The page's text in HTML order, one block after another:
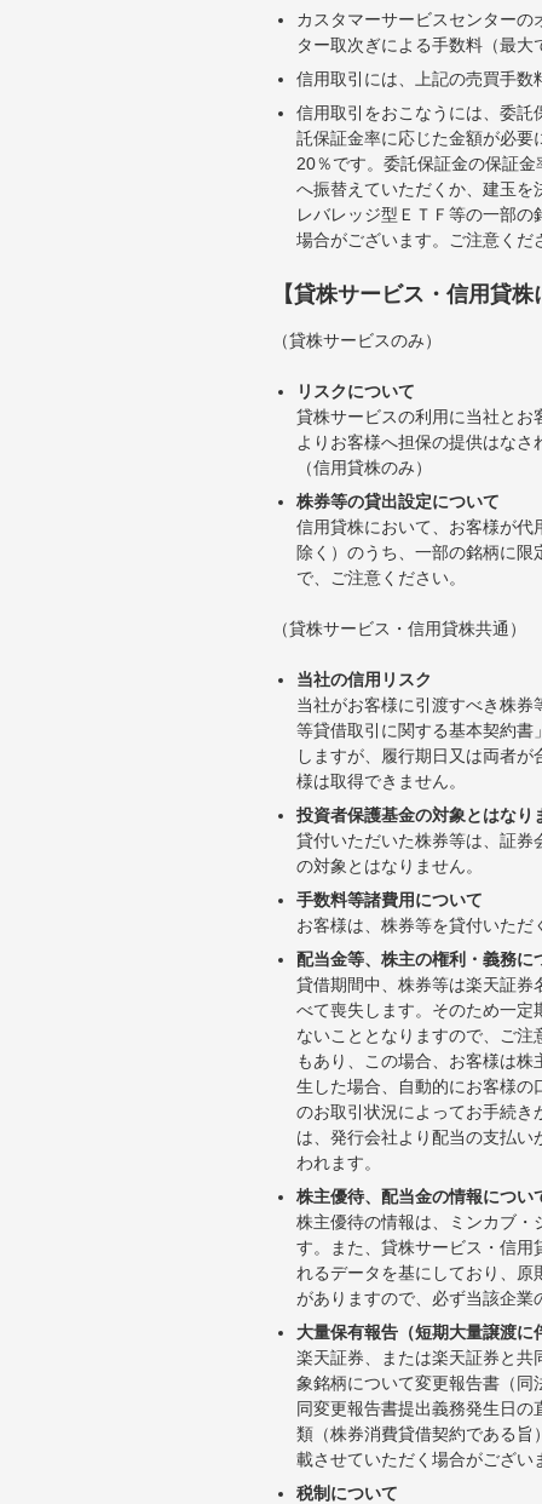
カスタマーサービスセンター
ター取次ぎによる手数料（最
信用取引には、上記の売買手
信用取引をおこなうには、委
託保証金率に応じた金額が必
20％です。委託保証金の保証
へ振替えていただくか、建玉
レバレッジ型ＥＴＦ等の一部
場合がございます。ご注意くだ
【貸株サービス・信用貸
（貸株サービスのみ）
リスクについて
貸株サービスの利用に当社と
よりお客様へ担保の提供はな
（信用貸株のみ）
株券等の貸出設定について
信用貸株において、お客様が
除く）のうち、一部の銘柄に
で、ご注意ください。
（貸株サービス・信用貸株共通）
当社の信用リスク
当社がお客様に引渡すべき株
等貸借取引に関する基本契約
しますが、履行期日又は両者
様は取得できません。
投資者保護基金の対象とはなり
貸付いただいた株券等は、証
の対象とはなりません。
手数料等諸費用について
お客様は、株券等を貸付いた
配当金等、株主の権利・義務に
貸借期間中、株券等は楽天証
べて喪失します。そのため一
ないこととなりますので、ご
もあり、この場合、お客様は
生した場合、自動的にお客様
のお取引状況によってお手続
は、発行会社より配当の支払
われます。
株主優待、配当金の情報につい
株主優待の情報は、ミンカブ
す。また、貸株サービス・信
れるデータを基にしており、
がありますので、必ず当該企
大量保有報告（短期大量譲渡
楽天証券、または楽天証券と
象銘柄について変更報告書（
同変更報告書提出義務発生日
類（株券消費貸借契約である
載させていただく場合がござ
税制について